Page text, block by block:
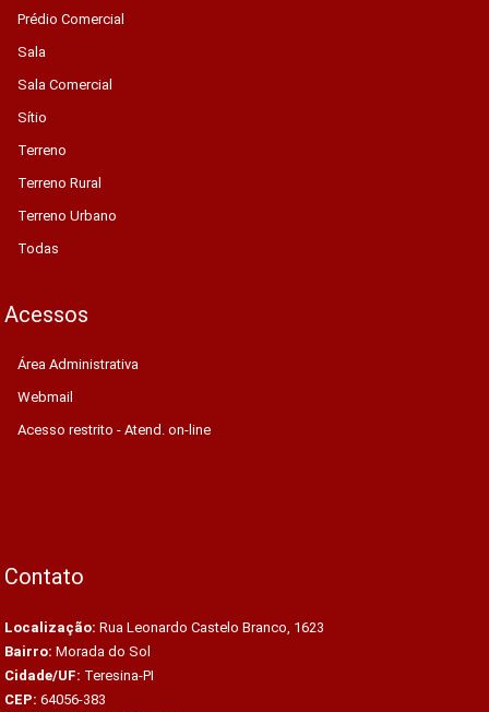
Prédio Comercial
Sala
Sala Comercial
Sítio
Terreno
Terreno Rural
Terreno Urbano
Todas
Acessos
Área Administrativa
Webmail
Acesso restrito - Atend. on-line
Contato
Localização: Rua Leonardo Castelo Branco, 1623
Bairro: Morada do Sol
Cidade/UF: Teresina-PI
CEP: 64056-383